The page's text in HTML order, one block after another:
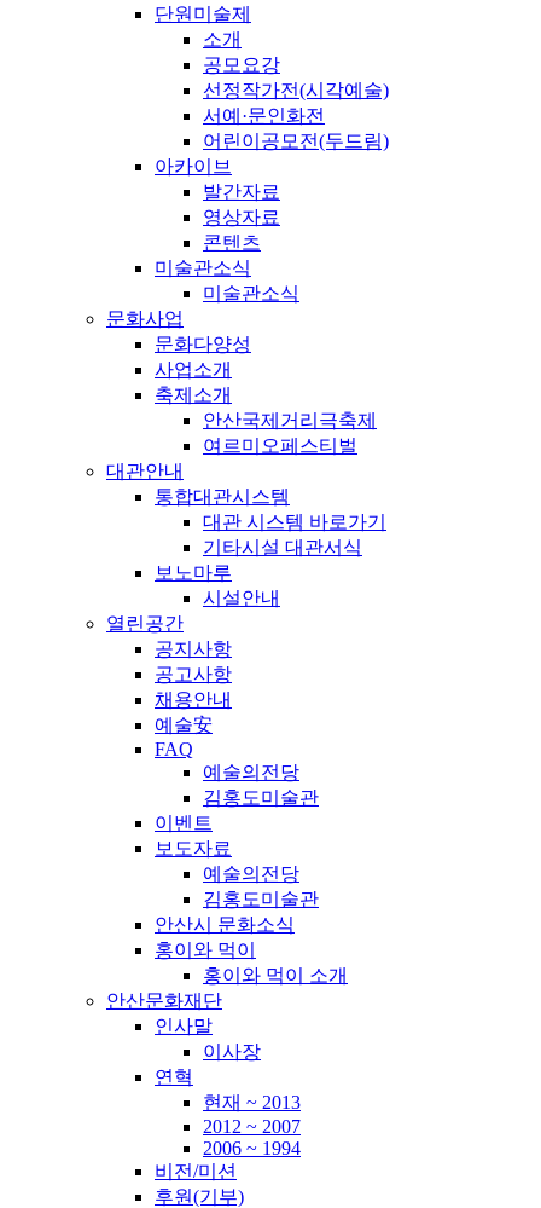
단원미술제
소개
공모요강
선정작가전(시각예술)
서예·문인화전
어린이공모전(두드림)
아카이브
발간자료
영상자료
콘텐츠
미술관소식
미술관소식
문화사업
문화다양성
사업소개
축제소개
안산국제거리극축제
여르미오페스티벌
대관안내
통합대관시스템
대관 시스템 바로가기
기타시설 대관서식
보노마루
시설안내
열린공간
공지사항
공고사항
채용안내
예술安
FAQ
예술의전당
김홍도미술관
이벤트
보도자료
예술의전당
김홍도미술관
안산시 문화소식
홍이와 먹이
홍이와 먹이 소개
안산문화재단
인사말
이사장
연혁
현재 ~ 2013
2012 ~ 2007
2006 ~ 1994
비전/미션
후원(기부)